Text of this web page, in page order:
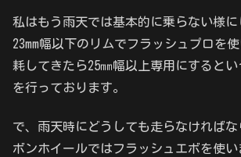
私はもう雨天では基本的に乗らない様に
23mm幅以下のリムでフラッシュプロを
耗してきたら25㎜幅以上専用にすると
を行っております。
で、雨天時にどうしても走らなければ
ボンホイールではフラッシュエボを使い